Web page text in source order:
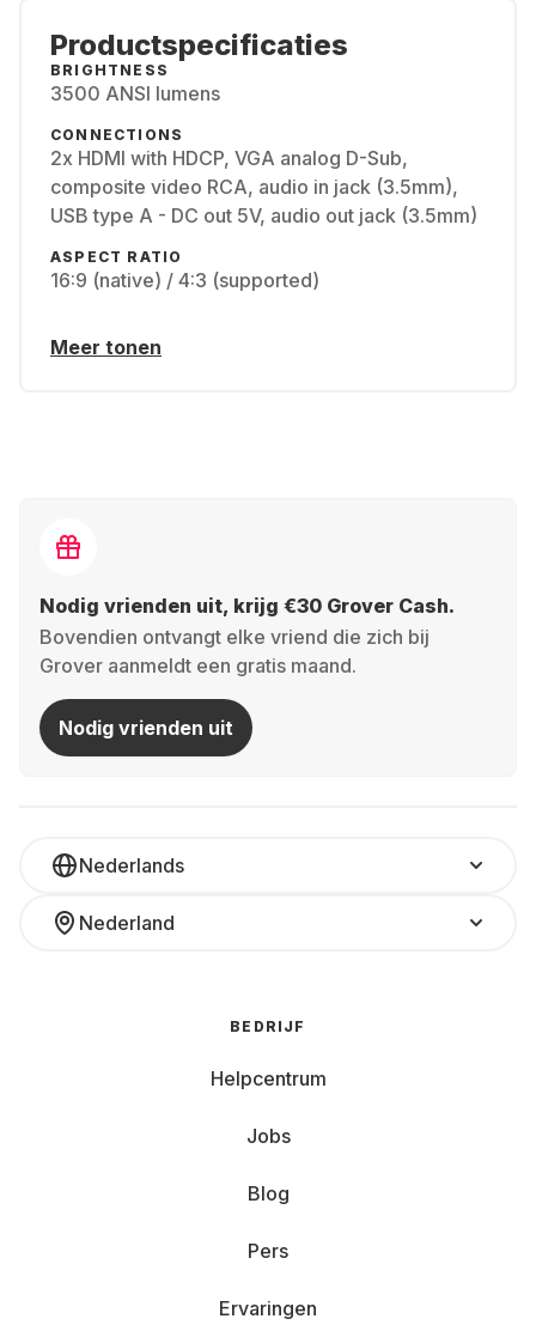
Productspecificaties
BRIGHTNESS
3500 ANSI lumens
CONNECTIONS
2x HDMI with HDCP, VGA analog D-Sub,
composite video RCA, audio in jack (3.5mm),
USB type A - DC out 5V, audio out jack (3.5mm)
ASPECT RATIO
16:9 (native) / 4:3 (supported)
Meer tonen
Nodig vrienden uit, krijg €30 Grover Cash.
Bovendien ontvangt elke vriend die zich bij
Grover aanmeldt een gratis maand.
Nodig vrienden uit
Nederlands
Nederland
BEDRIJF
Helpcentrum
Jobs
Blog
Pers
Ervaringen